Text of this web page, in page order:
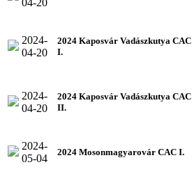
2024-
04-20
2024 Kaposvár Vadászkutya CAC
I.
2024-
04-20
2024 Kaposvár Vadászkutya CAC
II.
2024-
05-04
2024 Mosonmagyarovár CAC I.